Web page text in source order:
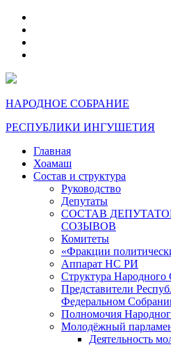
НАРОДНОЕ СОБРАНИЕ
РЕСПУБЛИКИ ИНГУШЕТИЯ
Главная
Хоамаш
Состав и структура
Руководство
Депутаты
СОСТАВ
СОЗЫВОВ
Комитеты
«Фракции
Аппарат НС РИ
Структура Народного
Представители
Федеральном
Полномочия
Молодёжный
Деятельность